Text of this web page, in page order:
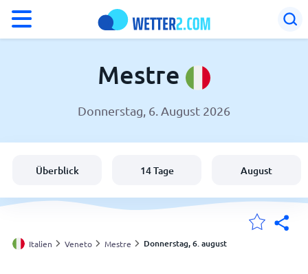
Wetter in Mestre
Schweiz
Deutschland
Mestre
Donnerstag, 6. August 2026
Überblick 14 Tage August
Italien Veneto Mestre Donnerstag, 6. august